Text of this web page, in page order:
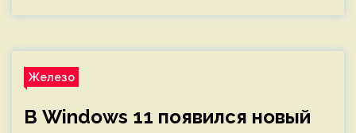
Железо
В Windows 11 появился новый